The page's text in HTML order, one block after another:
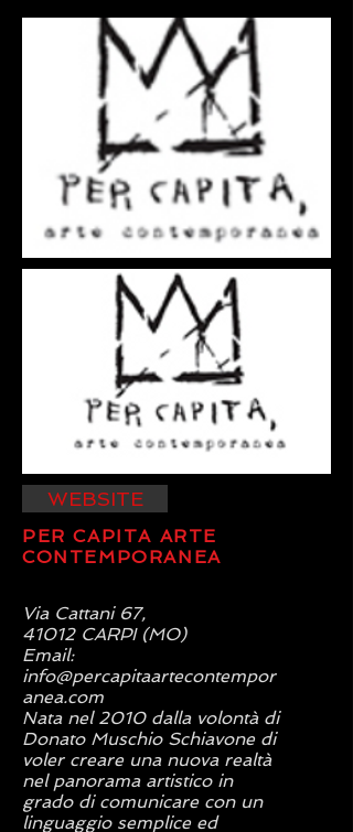
WEBSITE
PER CAPITA ARTE
CONTEMPORANEA
Via Cattani 67,
41012 CARPI (MO)
Email:
info@percapitaartecontempor
anea.com
Nata nel 2010 dalla volontà di
Donato Muschio Schiavone di
voler creare una nuova realtà
nel panorama artistico in
grado di comunicare con un
linguaggio semplice ed